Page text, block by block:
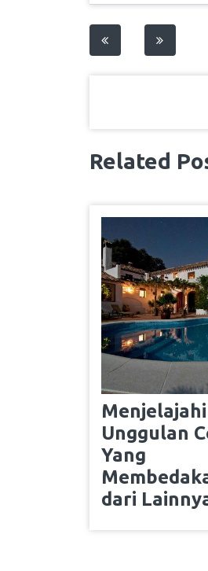
Post
Related
Unggulan
Yang
dari